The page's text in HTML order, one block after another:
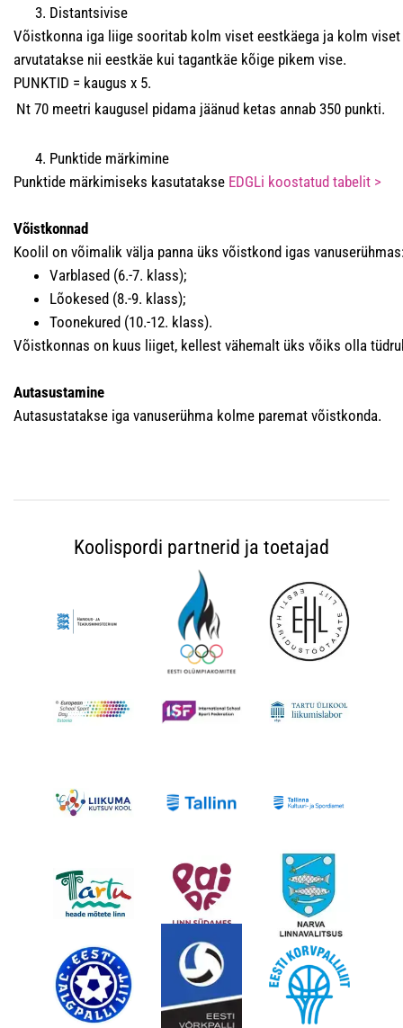
Distantsivise
Võistkonna iga liige sooritab kolm viset eestkäega ja kolm
arvutatakse nii eestkäe kui tagantkäe kõige pikem vise.
PUNKTID = kaugus x 5.
Nt 70 meetri kaugusel pidama jäänud ketas annab 350 punkti.
Punktide märkimine
Punktide märkimiseks kasutatakse EDGLi koostatud tabelit >
Võistkonnad
Koolil on võimalik välja panna üks võistkond igas
Varblased (6.-7. klass);
Lõokesed (8.-9. klass);
Toonekured (10.-12. klass).
Võistkonnas on kuus liiget, kellest vähemalt üks võiks olla
Autasustamine
Autasustatakse iga vanuserühma kolme paremat võistkonda.
Koolispordi partnerid ja toetajad